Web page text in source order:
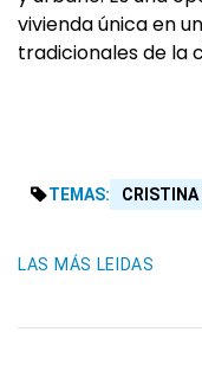
vivienda única en
tradicionales de la
TEMAS: CRISTINA
LAS MÁS LEIDAS